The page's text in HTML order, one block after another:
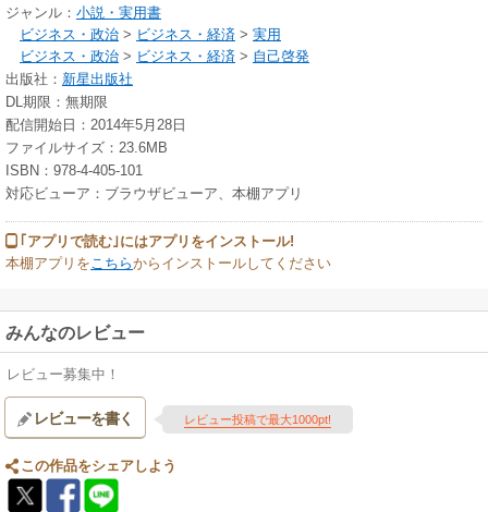
ジャンル： 小説・実用書
ビジネス・政治 > ビジネス・経済 > 実用
ビジネス・政治 > ビジネス・経済 > 自己啓発
出版社： 新星出版社
DL期限：無期限
配信開始日：2014年5月28日
ファイルサイズ：23.6MB
ISBN：978-4-405-101
対応ビューア：ブラウザビューア、本棚アプリ
｢アプリで読む｣にはアプリをインストール!
本棚アプリをこちらからインストールしてください
みんなのレビュー
レビュー募集中！
レビューを書く レビュー投稿で最大1000pt!
この作品をシェアしよう